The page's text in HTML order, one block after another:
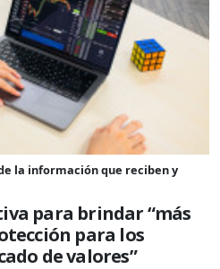
la información que reciben y
para brindar “más
para los
de valores”